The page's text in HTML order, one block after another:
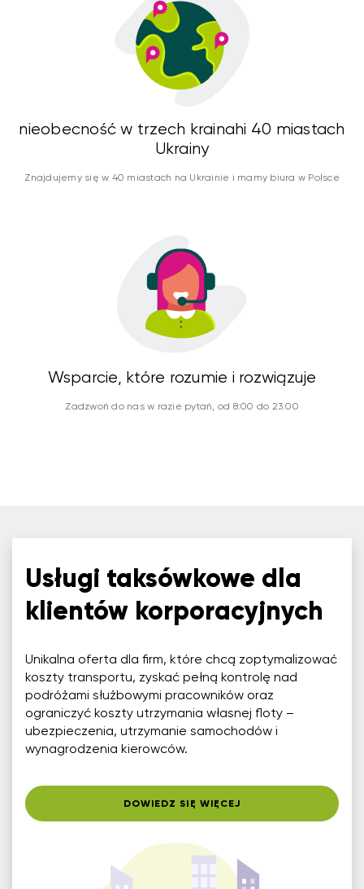
nieobecność w trzech krainahi 40 miastach
Ukrainy
Znajdujemy się w 40 miastach na Ukrainie i mamy biura w Polsce
Wsparcie, które rozumie i rozwiązuje
Zadzwoń do nas w razie pytań, od 8:00 do 23:00
Usługi taksówkowe dla
klientów korporacyjnych
Unikalna oferta dla firm, które chcą zoptymalizować
koszty transportu, zyskać pełną kontrolę nad
podróżami służbowymi pracowników oraz
ograniczyć koszty utrzymania własnej floty –
ubezpieczenia, utrzymanie samochodów i
wynagrodzenia kierowców.
DOWIEDZ SIĘ WIĘCEJ